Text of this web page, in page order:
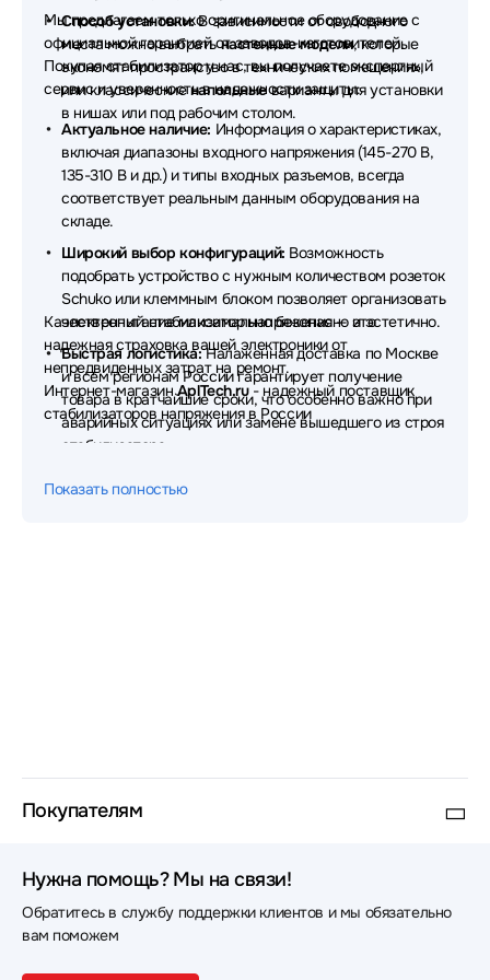
Способ установки:В зависимости от свободного
места можно выбратьнастенные модели, которые
экономят пространство в технических помещениях,
или классическиенапольныеварианты для установки
в нишах или под рабочим столом.
Мы предлагаем только оригинальное оборудование с
официальной гарантией от заводов-изготовителей.
Покупая стабилизатор у нас, вы получаете экспертный
сервис и уверенность в надежности защиты:
Актуальное наличие: Информация о характеристиках,
включая диапазоны входного напряжения (145-270 В,
135-310 В и др.) и типы входных разъемов, всегда
соответствует реальным данным оборудования на
складе.
Широкий выбор конфигураций: Возможность
подобрать устройство с нужным количеством розеток
Schuko или клеммным блоком позволяет организовать
электропитание максимально безопасно и эстетично.
Быстрая логистика:Налаженная доставка по Москве
и всем регионам России гарантирует получение
товара в кратчайшие сроки, что особенно важно при
аварийных ситуациях или замене вышедшего из строя
стабилизатора.
разобраться в разнице между мощностью в ВА и Вт, а
Качественный стабилизатор напряжения — это
надежная страховка вашей электроники от
непредвиденных затрат на ремонт.
Интернет-магазинAplTech.ru- надежный поставщик
стабилизаторов напряжения в России
Показать полностью
Покупателям
Нужна помощь? Мы на связи!
Обратитесь в службу поддержки клиентов и мы обязательно
вам поможем